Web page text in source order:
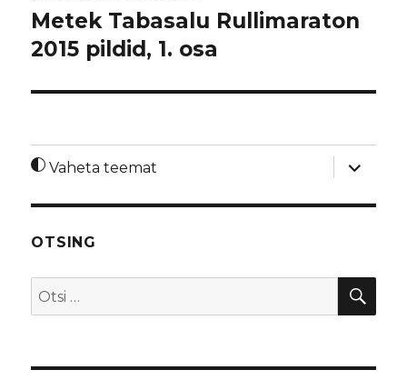
Metek Tabasalu Rullimaraton
2015 pildid, 1. osa
Vaheta teemat
laienda
OTSING
Otsi: